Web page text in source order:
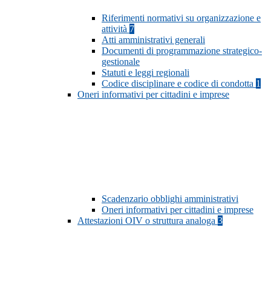
Riferimenti normativi su organizzazione e
attività 7
Atti amministrativi generali
Documenti di programmazione strategico-
gestionale
Statuti e leggi regionali
Codice disciplinare e codice di condotta 1
Oneri informativi per cittadini e imprese
Scadenzario obblighi amministrativi
Oneri informativi per cittadini e imprese
Attestazioni OIV o struttura analoga 3